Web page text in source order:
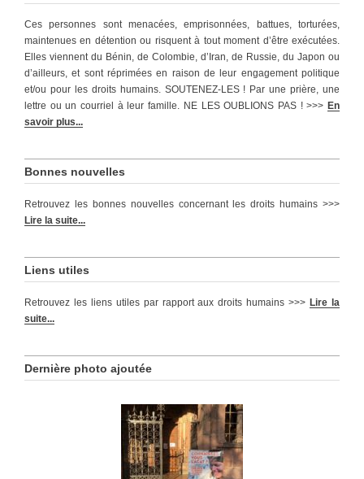
Ces personnes sont menacées, emprisonnées, battues, torturées,
maintenues en détention ou risquent à tout moment d’être exécutées.
Elles viennent du Bénin, de Colombie, d’Iran, de Russie, du Japon ou
d’ailleurs, et sont réprimées en raison de leur engagement politique
et/ou pour les droits humains. SOUTENEZ-LES ! Par une prière, une
lettre ou un courriel à leur famille. NE LES OUBLIONS PAS ! >>> En
savoir plus...
Bonnes nouvelles
Retrouvez les bonnes nouvelles concernant les droits humains >>>
Lire la suite...
Liens utiles
Retrouvez les liens utiles par rapport aux droits humains >>> Lire la
suite...
Dernière photo ajoutée